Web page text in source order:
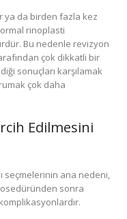
ya da birden fazla kez
rinoplasti
Bu nedenle revizyon
çok dikkatli bir
sonuçları karşılamak
çok daha
Edilmesini
seçmelerinin ana nedeni,
sonra